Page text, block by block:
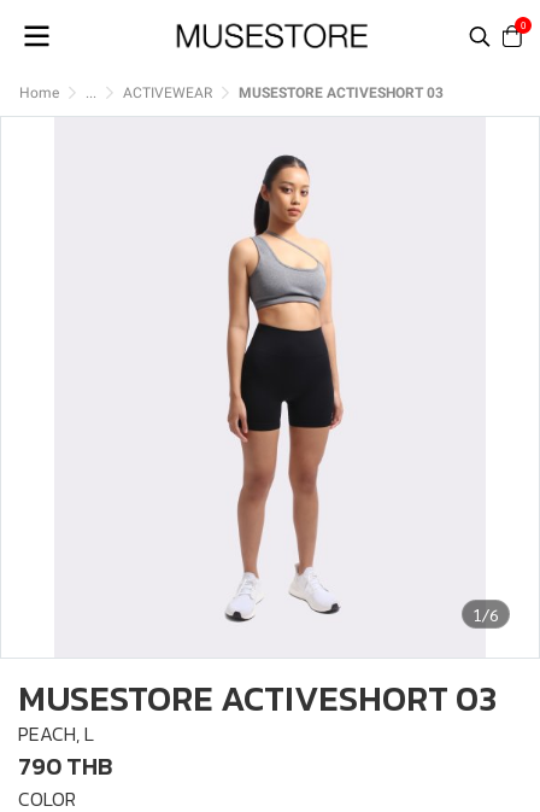
0
Home ... ACTIVEWEAR MUSESTORE ACTIVESHORT 03
1/6
MUSESTORE ACTIVESHORT 03
PEACH, L
790 THB
COLOR